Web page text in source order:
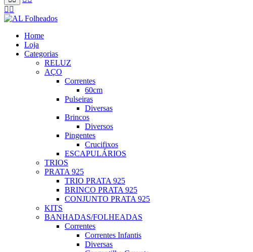
Home
Loja
Categorias
RELUZ
AÇO
Correntes
60cm
Pulseiras
Diversas
Brincos
Diversos
Pingentes
Crucifixos
ESCAPULÁRIOS
TRIOS
PRATA 925
TRIO PRATA 925
BRINCO PRATA 925
CONJUNTO PRATA 925
KITS
BANHADAS/FOLHEADAS
Correntes
Correntes Infantis
Diversas